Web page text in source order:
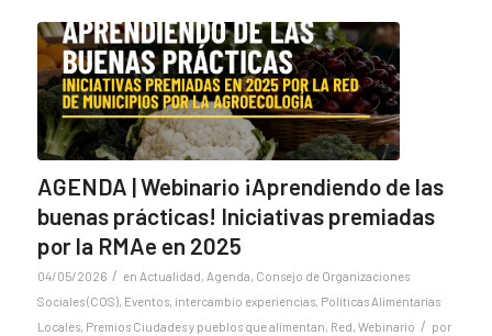
AGENDA | Webinario ¡Aprendiendo de las
buenas prácticas! Iniciativas premiadas
por la RMAe en 2025
04/05/2026 / en Actualidad, Agenda, Consejo de Organizaciones
Sociales (COS), Eventos, intercambio experiencias, Políticas Alimentarias
Locales, Premios Ciudades y pueblos que alimentan, Red, Webinario / por